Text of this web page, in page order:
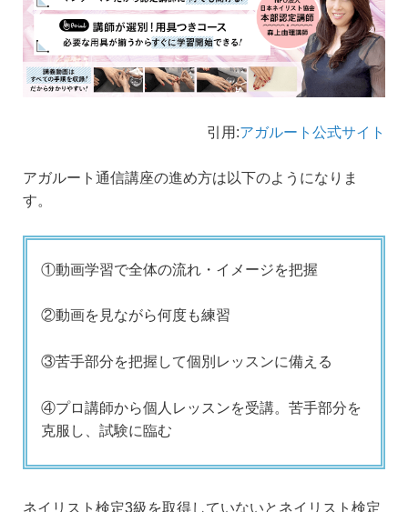
引用:アガルート公式サイト
アガルート通信講座の進め方は以下のようになりま
す。
①動画学習で全体の流れ・イメージを把握
②動画を見ながら何度も練習
③苦手部分を把握して個別レッスンに備える
④プロ講師から個人レッスンを受講。苦手部分を
克服し、試験に臨む
ネイリスト検定3級を取得していないとネイリスト検定